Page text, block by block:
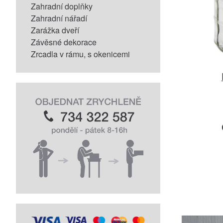
Zahradní doplňky
Zahradní nářadí
Zarážka dveří
Závěsné dekorace
Zrcadla v rámu, s okenicemi